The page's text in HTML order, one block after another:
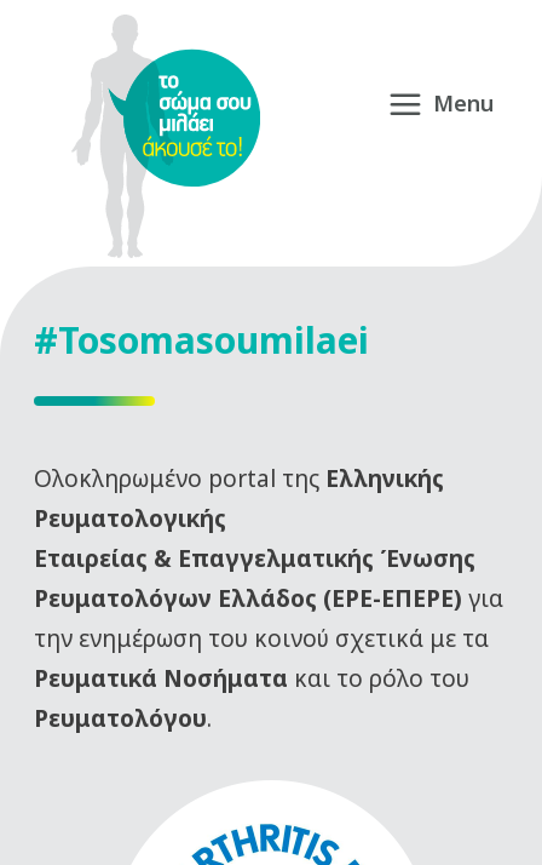
#Tosomasoumilaei
Oλοκληρωμένο portal της Ελληνικής
Ρευματολογικής
Εταιρείας & Επαγγελματικής Ένωσης
Ρευματολόγων Ελλάδος (ΕΡΕ-ΕΠΕΡΕ) για
την ενημέρωση του κοινού σχετικά με τα
Ρευματικά Νοσήματα και το ρόλο του
Ρευματολόγου.